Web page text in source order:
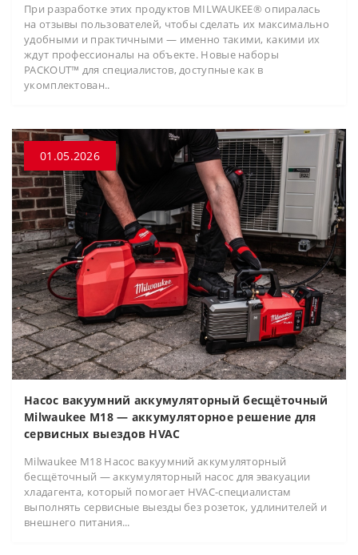
При разработке этих продуктов MILWAUKEE® опиралась
на отзывы пользователей, чтобы сделать их максимально
удобными и практичными — именно такими, какими их
ждут профессионалы на объекте. Новые наборы
PACKOUT™ для специалистов, доступные как в
укомплектован..
01.05.2026
Насос вакуумний аккумуляторный бесщёточный
Milwaukee M18 — аккумуляторное решение для
сервисных выездов HVAC
Milwaukee M18 Насос вакуумний аккумуляторный
бесщёточный — аккумуляторный насос для эвакуации
хладагента, который помогает HVAC-специалистам
выполнять сервисные выезды без розеток, удлинителей и
внешнего питания...